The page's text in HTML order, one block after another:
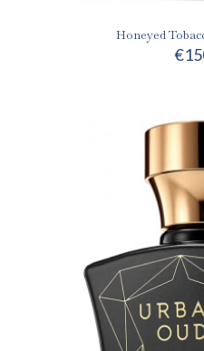
Honeyed
€